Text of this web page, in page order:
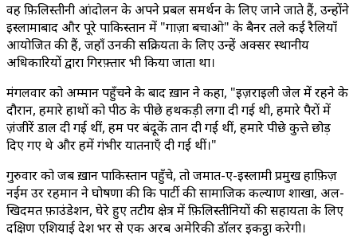
वह फ़िलिस्तीनी आंदोलन के अपने प्रबल समर्थन के लिए जाने जाते हैं, उन्होंने
इस्लामाबाद और पूरे पाकिस्तान में "गाज़ा बचाओ" के बैनर तले कई रैलियाँ
आयोजित की हैं, जहाँ उनकी सक्रियता के लिए उन्हें अक्सर स्थानीय
अधिकारियों द्वारा गिरफ़्तार भी किया जाता था।
मंगलवार को अम्मान पहुँचने के बाद ख़ान ने कहा, "इज़राइली जेल में रहने के
दौरान, हमारे हाथों को पीठ के पीछे हथकड़ी लगा दी गई थी, हमारे पैरों में
ज़ंजीरें डाल दी गई थीं, हम पर बंदूकें तान दी गई थीं, हमारे पीछे कुत्ते छोड़
दिए गए थे और हमें गंभीर यातनाएँ दी गई थीं।"
गुरुवार को जब ख़ान पाकिस्तान पहुँचे, तो जमात-ए-इस्लामी प्रमुख हाफ़िज़
नईम उर रहमान ने घोषणा की कि पार्टी की सामाजिक कल्याण शाखा, अल-
खिदमत फ़ाउंडेशन, घेरे हुए तटीय क्षेत्र में फ़िलिस्तीनियों की सहायता के लिए
दक्षिण एशियाई देश भर से एक अरब अमेरिकी डॉलर इकट्ठा करेगी।